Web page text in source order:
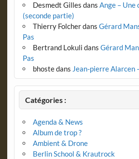
Desmedt Gilles dans Ange –
(seconde partie)
Thierry Folcherdans Gérard
Pas
Bertrand Lokuli dans Gérard
Pas
bhostedans Jean-pierre Alarcen
Catégories :
Agenda & News
Album de trop ?
Ambient & Drone
Berlin School & Krautrock